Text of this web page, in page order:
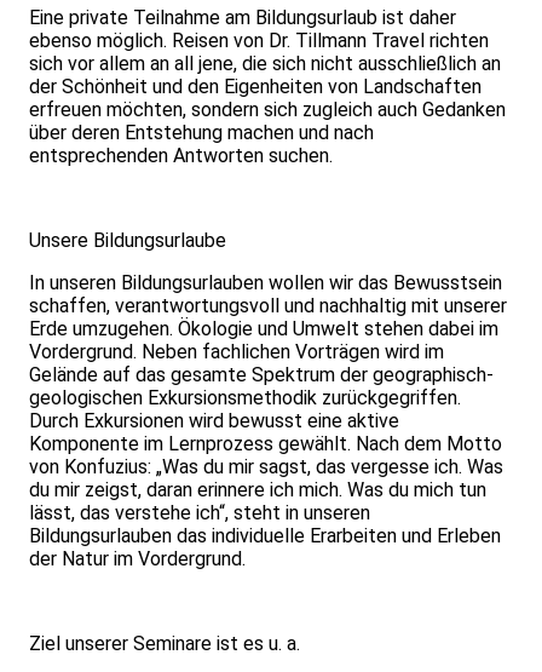
Eine private Teilnahme am Bildungsurlaub ist daher
ebenso möglich. Reisen von Dr. Tillmann Travel richten
sich vor allem an all jene, die sich nicht ausschließlich an
der Schönheit und den Eigenheiten von Landschaften
erfreuen möchten, sondern sich zugleich auch Gedanken
über deren Entstehung machen und nach
entsprechenden Antworten suchen.
Unsere Bildungsurlaube
In unseren Bildungsurlauben wollen wir das Bewusstsein
schaffen, verantwortungsvoll und nachhaltig mit unserer
Erde umzugehen. Ökologie und Umwelt stehen dabei im
Vordergrund. Neben fachlichen Vorträgen wird im
Gelände auf das gesamte Spektrum der geographisch-
geologischen Exkursionsmethodik zurückgegriffen.
Durch Exkursionen wird bewusst eine aktive
Komponente im Lernprozess gewählt. Nach dem Motto
von Konfuzius: „Was du mir sagst, das vergesse ich. Was
du mir zeigst, daran erinnere ich mich. Was du mich tun
lässt, das verstehe ich“, steht in unseren
Bildungsurlauben das individuelle Erarbeiten und Erleben
der Natur im Vordergrund.
Ziel unserer Seminare ist es u. a.